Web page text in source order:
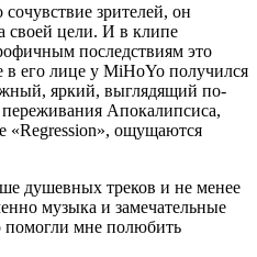
зрителей, он
своей цели. И в клипе
последствиям это
его лице у MiHoYo получился
яркий, выглядящий по-
Апокалипсиса,
«Regression», ощущаются
душевных треков и не менее
музыка и замечательные
помогли мне полюбить